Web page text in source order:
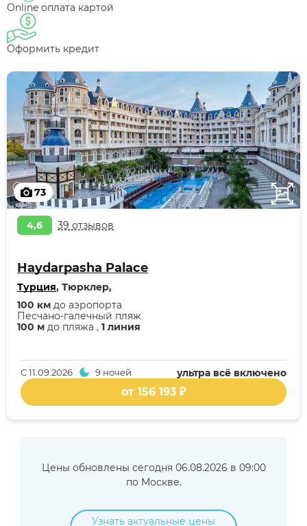
Online оплата картой
Оформить кредит
73
4,6 39 отзывов
Haydarpasha Palace
Турция, Тюрклер,
100 м до пляжа , 1 линия
Песчано-галечный пляж
100 км до аэропорта
ультра всё включено
С11.09.2026 9 ночей
от 156 193 ₽
Цены обновлены сегодня 06.08.2026 в 09:00
по Москве.
Узнать актуальные цены